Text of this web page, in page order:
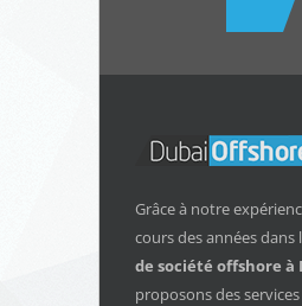
Grâce à notre
cours des années dans
de société offshore à
proposons des